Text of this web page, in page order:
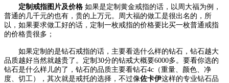
定制戒指图片及价格 如果是定制黄金戒指的话，以周大福为例，
普通的几千元的也有，贵的上万元。周大福的做工是很出名的，所
以，如果要求做工好的话，定制一枚戒指的价格要比买一枚普通戒指
的价格贵很多；
如果定制的是钻石戒指的话，主要看选什么样的钻石，钻石越大
品质越好当然就越贵了。定制30分的钻戒大概要6000多。要看你选的
钻石是什么样儿的了，钻石的品质主要看钻石4c（重量、颜色、净
度、切工），其次就是戒托的选择，不过像佐卡伊这样的专业钻石品